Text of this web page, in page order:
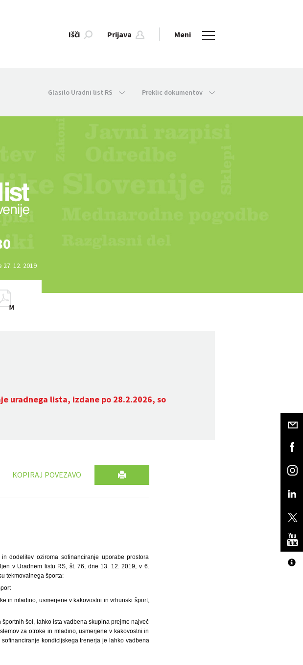
Išči Prijava Meni
Glasilo Uradni list RS Preklic dokumentov
27. 12. 2019
uradnega lista, izdane po 28.2.2026, so
KOPIRAJ POVEZAVO
dodelitev oziroma sofinanciranje uporabe prostora
v Uradnem listu RS, št. 76, dne 13. 12. 2019, v 6.
tekmovalnega športa:
in mladino, usmerjene v kakovostni in vrhunski šport,
šol, lahko ista vadbena skupina prejme največ
za otroke in mladino, usmerjene v kakovostni in
kondicijskega trenerja je lahko vadbena